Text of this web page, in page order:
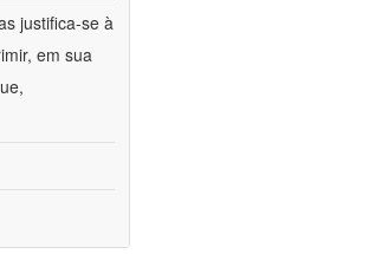
justifica-se à
em sua